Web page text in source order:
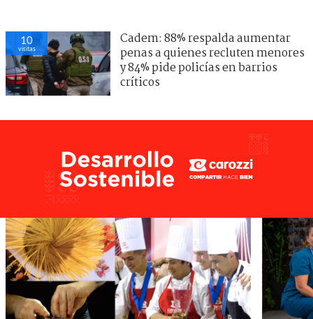
10
visitas
Cadem: 88% respalda aumentar
penas a quienes recluten menores
y 84% pide policías en barrios
críticos